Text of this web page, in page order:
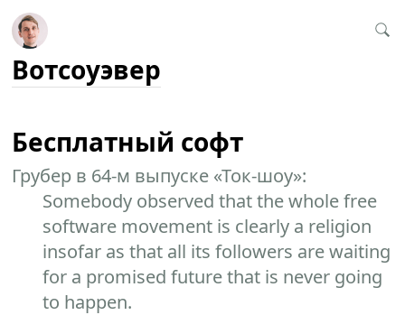
Вотсоуэвер
Бесплатный софт
Грубер в 64-м выпуске «Ток-шоу»:
Somebody observed that the whole free
software movement is clearly a religion
insofar as that all its followers are waiting
for a promised future that is never going
to happen.